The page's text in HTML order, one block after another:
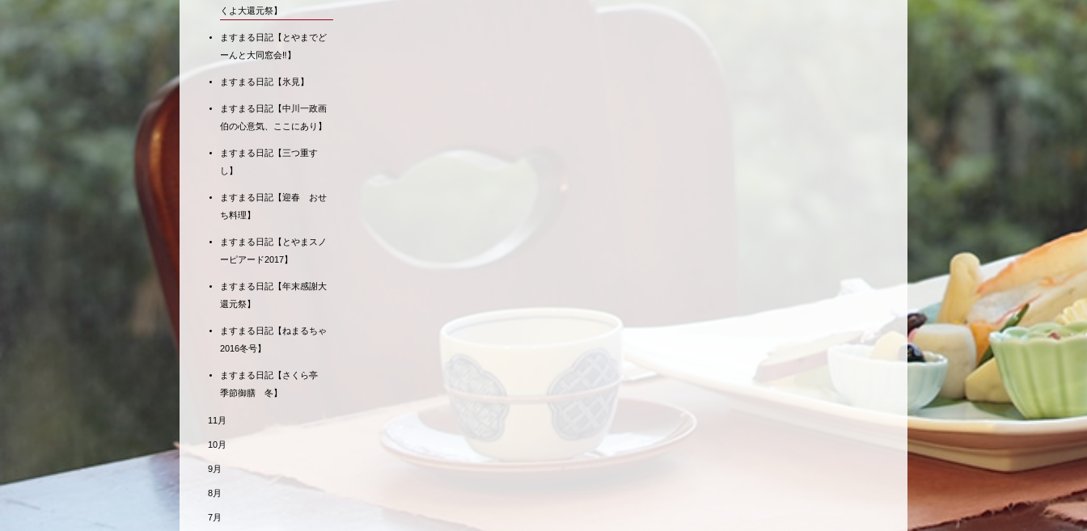
くよ大還元祭】
ますまる日記【とやまでど
ーんと大同窓会‼】
ますまる日記【氷見】
ますまる日記【中川一政画
伯の心意気、ここにあり】
ますまる日記【三つ重す
し】
ますまる日記【迎春 おせ
ち料理】
ますまる日記【とやまスノ
ーピアード2017】
ますまる日記【年末感謝大
還元祭】
ますまる日記【ねまるちゃ
2016冬号】
ますまる日記【さくら亭
季節御膳 冬】
11月
10月
9月
8月
7月